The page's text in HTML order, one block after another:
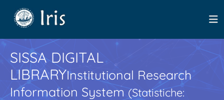
SISSA DIGITAL
LIBRARYInstitutional Research
Information System(Statistiche: